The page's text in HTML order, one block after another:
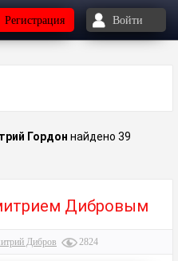
Регистрация Войти
Гордон найдено 39
Дибровым
Дибров 2824